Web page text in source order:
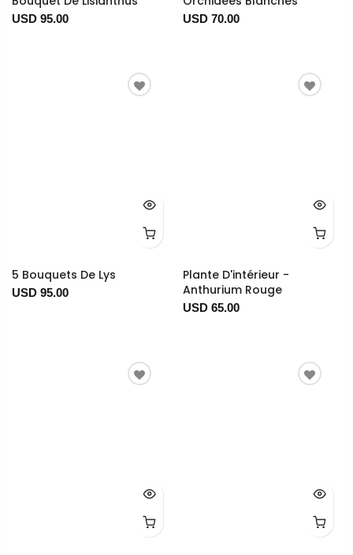
USD 95.00 USD 70.00
5 Bouquets De Lys
USD 95.00
Plante D'intérieur -
Anthurium Rouge
USD 65.00